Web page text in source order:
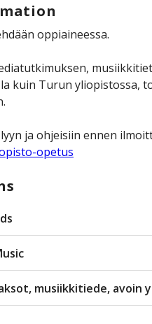
oppiaineessa.
kuin Turun yliopistossa,
ja ohjeisiin ennen
opetus
musiikkitiede, avoin